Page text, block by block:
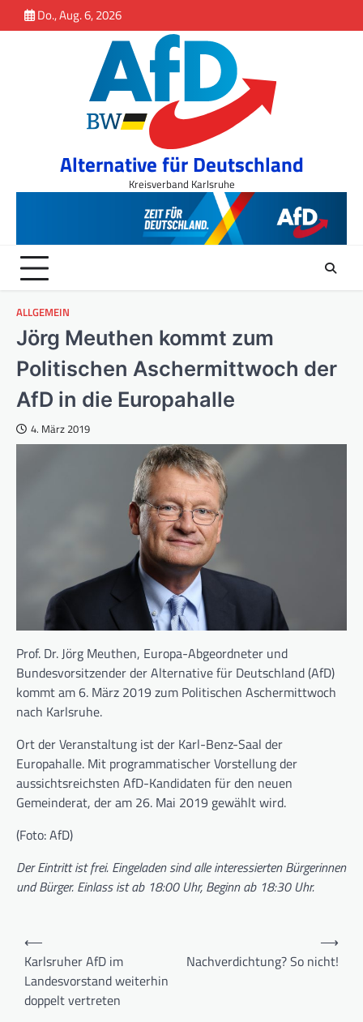
springen
to
Do., Aug. 6, 2026
Alternative für Deutschland
Kreisverband Karlsruhe
ALLGEMEIN
Jörg Meuthen kommt zum
Politischen Aschermittwoch der
AfD in die Europahalle
4. März 2019
Prof. Dr. Jörg Meuthen, Europa-Abgeordneter und
Bundesvorsitzender der Alternative für Deutschland (AfD)
kommt am 6. März 2019 zum Politischen Aschermittwoch
nach Karlsruhe.
Ort der Veranstaltung ist der Karl-Benz-Saal der
Europahalle. Mit programmatischer Vorstellung der
aussichtsreichsten AfD-Kandidaten für den neuen
Gemeinderat, der am 26. Mai 2019 gewählt wird.
(Foto: AfD)
Der Eintritt ist frei. Eingeladen sind alle interessierten Bürgerinnen
und Bürger. Einlass ist ab 18:00 Uhr, Beginn ab 18:30 Uhr.
Beitragsnavigation
⟵
Karlsruher AfD im
Landesvorstand weiterhin
doppelt vertreten
Nachverdichtung? So nicht!
⟶